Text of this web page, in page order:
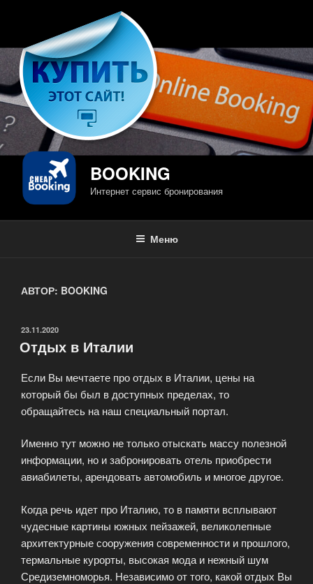
содержимому
BOOKING
Интернет сервис бронирования
Меню
АВТОР: BOOKING
ОПУБЛИКОВАНО
23.11.2020
Отдых в Италии
Если Вы мечтаете про отдых в Италии, цены на
который бы был в доступных пределах, то
обращайтесь на наш специальный портал.
Именно тут можно не только отыскать массу полезной
информации, но и забронировать отель приобрести
авиабилеты, арендовать автомобиль и многое другое.
Когда речь идет про Италию, то в памяти всплывают
чудесные картины южных пейзажей, великолепные
архитектурные сооружения современности и прошлого,
термальные курорты, высокая мода и нежный шум
Средиземноморья. Независимо от того, какой отдых Вы